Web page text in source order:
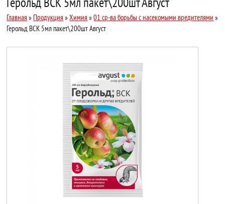
Главная » Продукция »Химия »01 ср-ва борьбы с насекомыми вредителями »
Герольд ВСК 5мл пакет\200шт Август